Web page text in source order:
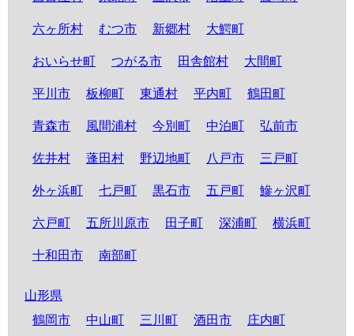
六ヶ所村 むつ市 新郷村 大鰐町
おいらせ町 つがる市 田舎館村 大間町
平川市 板柳町 東通村 平内町 鶴田町
青森市 風間浦村 今別町 中泊町 弘前市
佐井村 蓬田村 野辺地町 八戸市 三戸町
外ヶ浜町 七戸町 黒石市 五戸町 鰺ヶ沢町
六戸町 五所川原市 田子町 深浦町 横浜町
十和田市 南部町
山形県
鶴岡市
中山町 三川町 酒田市 庄内町